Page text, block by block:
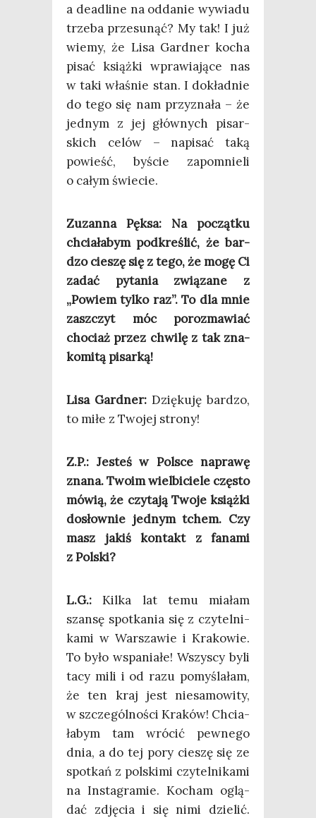
a deadli­ne na odda­nie wywia­du
trze­ba prze­su­nąć? My tak! I już
wie­my, że Lisa Gard­ner kocha
pisać książ­ki wpra­wia­ją­ce nas
w taki wła­śnie stan. I dokład­nie
do tego się nam przy­zna­ła – że
jed­nym z jej głów­nych pisar­
skich celów – napi­sać taką
powieść, byście zapo­mnie­li
o całym świecie.
Zuzan­na Pęk­sa: Na począt­ku
chcia­ła­bym pod­kre­ślić, że bar­
dzo cie­szę się z tego, że mogę Ci
zadać pyta­nia zwią­za­ne z
„Powiem tyl­ko raz”. To dla mnie
zaszczyt móc poroz­ma­wiać
cho­ciaż przez chwi­lę z tak zna­
ko­mi­tą pisarką!
Lisa Gard­ner: Dzię­ku­ję bar­dzo,
to miłe z Two­jej strony!
Z.P.: Jesteś w Pol­sce napra­wę
zna­na. Two­im wiel­bi­cie­le czę­sto
mówią, że czy­ta­ją Two­je książ­ki
dosłow­nie jed­nym tchem. Czy
masz jakiś kon­takt z fana­mi
z Polski?
L.G.: Kil­ka lat temu mia­łam
szan­sę spo­tka­nia się z czy­tel­ni­
ka­mi w War­sza­wie i Kra­ko­wie.
To było wspa­nia­łe! Wszy­scy byli
tacy mili i od razu pomy­śla­łam,
że ten kraj jest nie­sa­mo­wi­ty,
w szcze­gól­no­ści Kra­ków! Chcia­
ła­bym tam wró­cić pew­ne­go
dnia, a do tej pory cie­szę się ze
spo­tkań z pol­ski­mi czy­tel­ni­ka­mi
na Insta­gra­mie. Kocham oglą­
dać zdję­cia i się nimi dzie­lić.